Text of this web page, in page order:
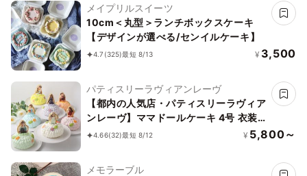
メイプリルスイーツ
10cm＜丸型＞ランチボックスケーキ
【デザインが選べる/センイルケーキ】
4.7 (325)最短 8/13 ¥ 3,500
パティスリーラヴィアンレーヴ
【都内の人気店・パティスリーラヴィア
ンレーヴ】ママドールケーキ 4号 衣装
に合わせて7色からお選びいただけます
4.66(32)最短 8/12 ¥ 5,800～
メモラーブル